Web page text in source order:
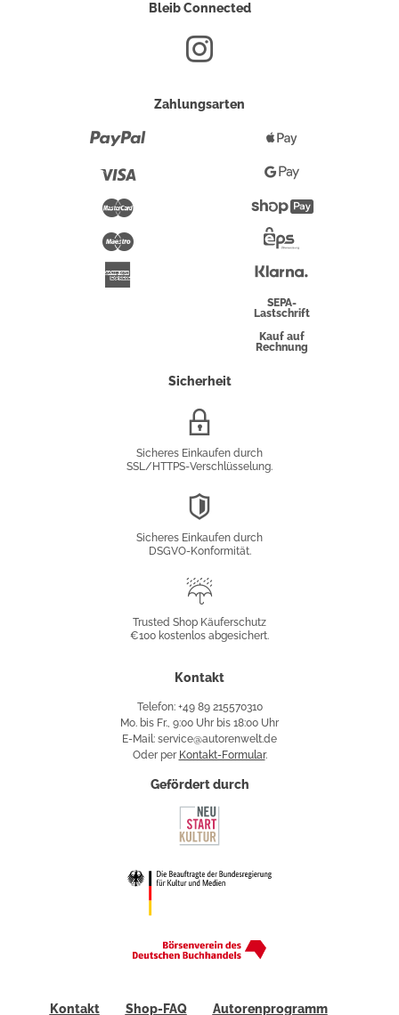
Bleib Connected
Zahlungsarten
Maestro
Pay
Google
Pay
Überweisung
SEPA-
Lastschrift
Kauf auf
Rechnung
Sicherheit
Sicheres Einkaufen durch
SSL/HTTPS-Verschlüsselung.
Sicheres Einkaufen durch
DSGVO-Konformität.
Käuferschutz
Trusted Shop Käuferschutz
€100 kostenlos abgesichert.
Kontakt
Telefon: +49 89 215570310
Mo. bis Fr., 9:00 Uhr bis 18:00 Uhr
E-Mail: service@autorenwelt.de
Oder per Kontakt-Formular.
Gefördert durch
Kontakt Shop-FAQ Autorenprogramm